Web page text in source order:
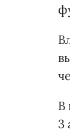
В
3